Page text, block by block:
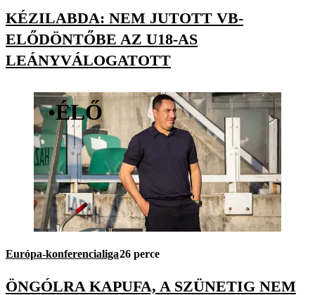
KÉZILABDA: NEM JUTOTT VB-
ELŐDÖNTŐBE AZ U18-AS
LEÁNYVÁLOGATOTT
•ÉLŐ
Európa-konferencialiga26 perce
ÖNGÓLRA KAPUFA, A SZÜNETIG NEM